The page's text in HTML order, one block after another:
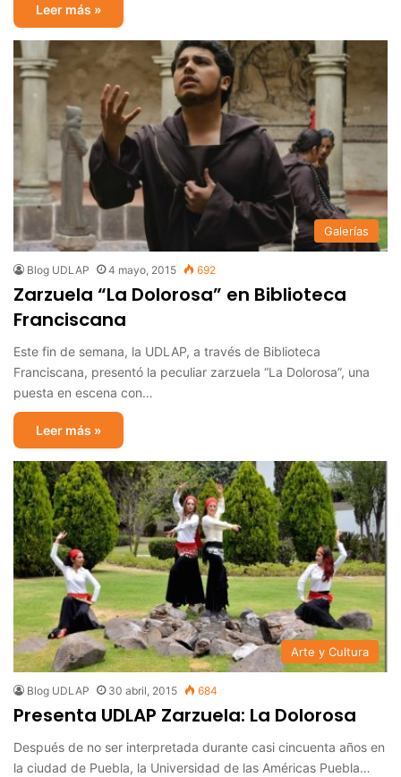
Leer más »
Galerías
Blog UDLAP 4 mayo, 2015 692
Zarzuela “La Dolorosa” en Biblioteca
Franciscana
Este fin de semana, la ‪UDLAP‬, a través de ‪‎Biblioteca
Franciscana‬, presentó la peculiar zarzuela “La Dolorosa”, una
puesta en escena con…
Leer más »
Arte y Cultura
Blog UDLAP 30 abril, 2015 684
Presenta UDLAP Zarzuela: La Dolorosa
Después de no ser interpretada durante casi cincuenta años en
la ciudad de Puebla, la Universidad de las Américas Puebla…